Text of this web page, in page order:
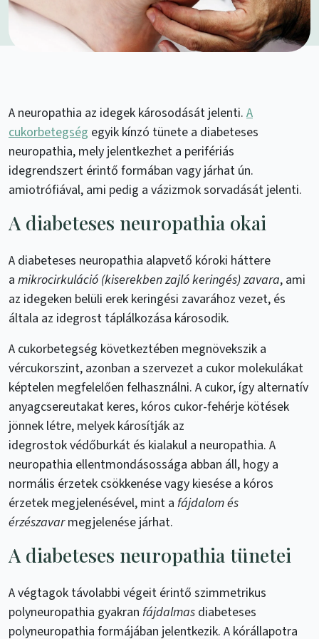
A neuropathia az idegek károsodását jelenti. A
cukorbetegség egyik kínzó tünete a diabeteses
neuropathia, mely jelentkezhet a perifériás
idegrendszert érintő formában vagy járhat ún.
amiotrófiával, ami pedig a vázizmok sorvadását jelenti.
A diabeteses neuropathia okai
A diabeteses neuropathia alapvető kóroki háttere
a mikrocirkuláció (kiserekben zajló keringés) zavara, ami
az idegeken belüli erek keringési zavarához vezet, és
általa az idegrost táplálkozása károsodik.
A cukorbetegség következtében megnövekszik a
vércukorszint, azonban a szervezet a cukor molekulákat
képtelen megfelelően felhasználni. A cukor, így alternatív
anyagcsereutakat keres, kóros cukor-fehérje kötések
jönnek létre, melyek károsítják az
idegrostok védőburkát és kialakul a neuropathia. A
neuropathia ellentmondásossága abban áll, hogy a
normális érzetek csökkenése vagy kiesése a kóros
érzetek megjelenésével, mint a fájdalom és
érzészavarmegjelenése járhat.
A diabeteses neuropathia tünetei
A végtagok távolabbi végeit érintő szimmetrikus
polyneuropathia gyakran fájdalmas diabeteses
polyneuropathia formájában jelentkezik. A kórállapotra